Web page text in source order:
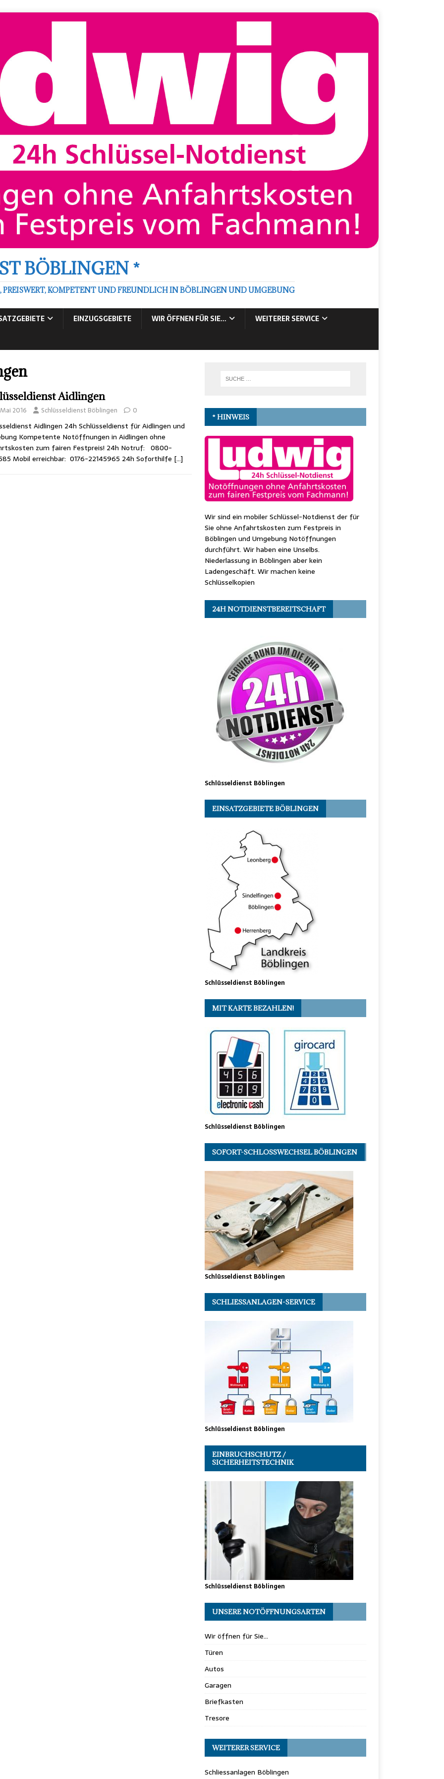
BÖBLINGEN *
KOMPETENT UND FREUNDLICH IN BÖBLINGEN UND UMGEBUNG
EINZUGSGEBIETE WIR ÖFFNEN FÜR SIE…
WEITERER SERVICE
Aidlingen
2016 Schlüsseldienst Böblingen 0
Aidlingen 24h Schlüsseldienst für Aidlingen und
Kompetente Notöffnungen in Aidlingen ohne
zum fairen Festpreis! 24h Notruf: 0800-
Mobil erreichbar: 0176-22145965 24h Soforthilfe […]
* HINWEIS
Wir sind ein mobiler Schlüssel-Notdienst der für
Sie ohne Anfahrtskosten zum Festpreis in
Böblingen und Umgebung Notöffnungen
durchführt. Wir haben eine Unselbs.
Niederlassung in Böblingen aber kein
Ladengeschäft. Wir machen keine
Schlüsselkopien
24H NOTDIENSTBEREITSCHAFT
Schlüsseldienst Böblingen
EINSATZGEBIETE BÖBLINGEN
Schlüsseldienst Böblingen
MIT KARTE BEZAHLEN!
Schlüsseldienst Böblingen
SOFORT-SCHLOSSWECHSEL BÖBLINGEN
Schlüsseldienst Böblingen
SCHLIESSANLAGEN-SERVICE
Schlüsseldienst Böblingen
EINBRUCHSCHUTZ /
SICHERHEITSTECHNIK
Schlüsseldienst Böblingen
UNSERE NOTÖFFNUNGSARTEN
Wir öffnen für Sie…
Türen
Autos
Garagen
Briefkasten
Tresore
WEITERER SERVICE
Schliessanlagen Böblingen